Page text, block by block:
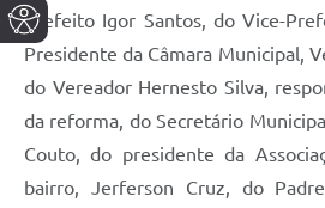
Prefeito Igor Santos, do Vice-
Presidente da Câmara Municipal,
do Vereador Hernesto Silva,
da reforma, do Secretário
Couto, do presidente da
bairro, Jerferson Cruz, do